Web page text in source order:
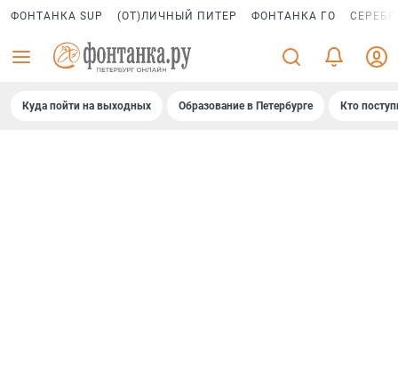
ФОНТАНКА SUP (ОТ)ЛИЧНЫЙ ПИТЕР ФОНТАНКА ГО
Куда пойти на выходных Образование в Петербурге Кто